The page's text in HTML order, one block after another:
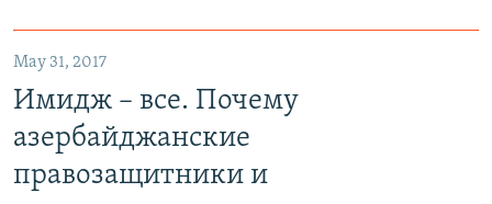
May 31, 2017
Имидж – все. Почему
азербайджанские
правозащитники и